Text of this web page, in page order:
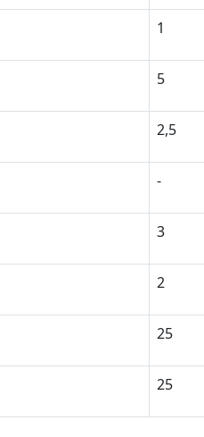
1
5
2,5
-
3
2
25
25